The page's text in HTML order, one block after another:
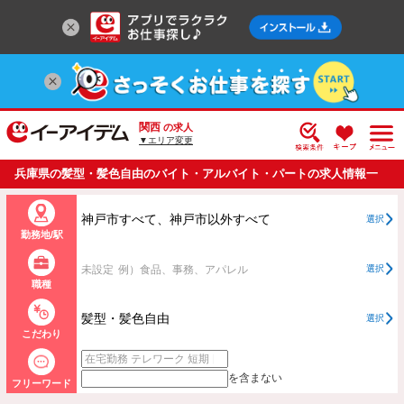
関西 の求人
▼エリア変更
兵庫県の髪型・髪色自由のバイト・アルバイト・パートの求人情報一
覧
勤務地/駅
神戸市すべて、神戸市以外すべて 選択
職種
未設定 例）食品、事務、アパレル 選択
こだわり
髪型・髪色自由 選択
フリーワード を含まない